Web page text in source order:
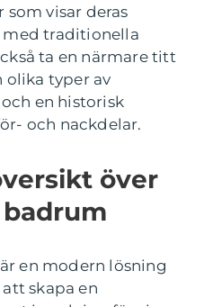
visar deras
traditionella
ta en närmare titt
olika typer av
en historisk
och nackdelar.
över
en modern lösning
skapa en